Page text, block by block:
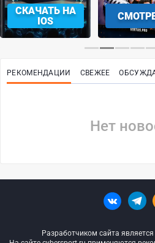
СКАЧАТЬ НА
IOS
РЕКОМЕНДАЦИИ СВЕЖЕЕ
Нет
Разработчиком сайта